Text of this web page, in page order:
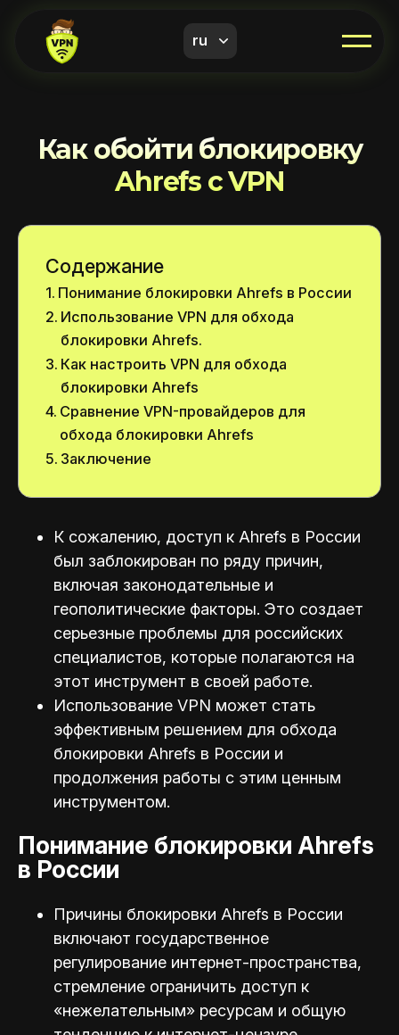
ru
Как обойти блокировку
Ahrefs с VPN
Содержание
Понимание блокировки Ahrefs в России
Использование VPN для обхода
блокировки Ahrefs.
Как настроить VPN для обхода
блокировки Ahrefs
Сравнение VPN-провайдеров для
обхода блокировки Ahrefs
Заключение
К сожалению, доступ к Ahrefs в России
был заблокирован по ряду причин,
включая законодательные и
геополитические факторы. Это создает
серьезные проблемы для российских
специалистов, которые полагаются на
этот инструмент в своей работе.
Использование VPN может стать
эффективным решением для обхода
блокировки Ahrefs в России и
продолжения работы с этим ценным
инструментом.
Понимание блокировки Ahrefs
в России
Причины блокировки Ahrefs в России
включают государственное
регулирование интернет-пространства,
стремление ограничить доступ к
«нежелательным» ресурсам и общую